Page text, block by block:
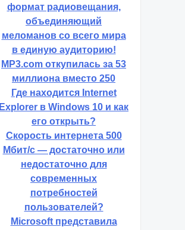
формат радиовещания,
объединяющий
меломанов со всего мира
в единую аудиторию!
MP3.com откупилась за 53
миллиона вместо 250
Где находится Internet
Explorer в Windows 10 и как
его открыть?
Скорость интернета 500
Мбит/с — достаточно или
недостаточно для
современных
потребностей
пользователей?
Microsoft представила